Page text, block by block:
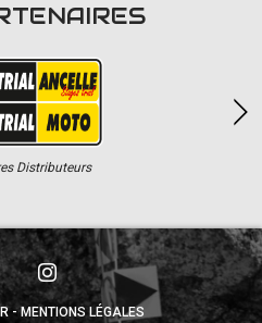
Distributeurs
MENTIONS LÉGALES